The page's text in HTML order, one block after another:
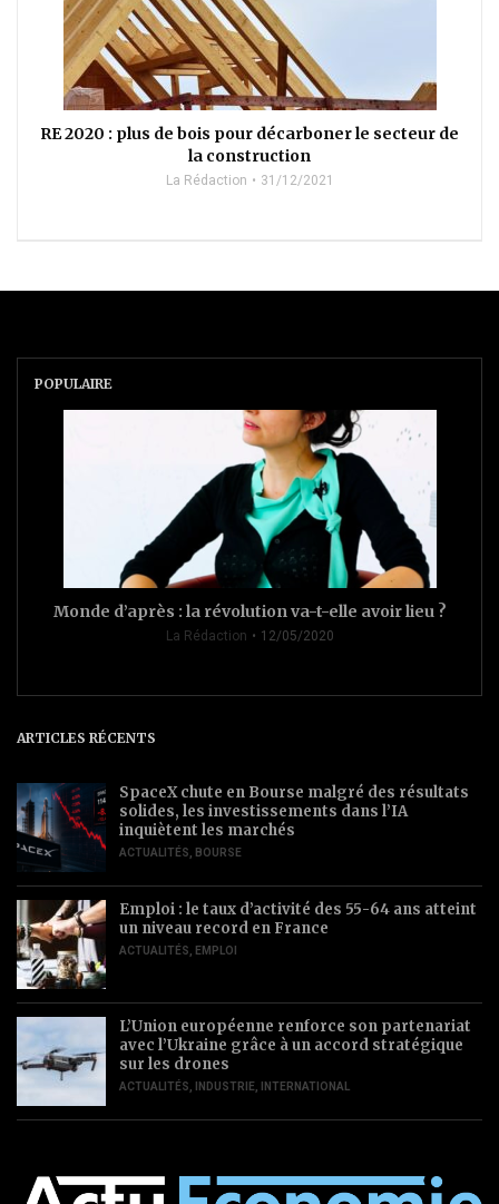
RE 2020 : plus de bois pour décarboner le secteur de
la construction
La Rédaction 31/12/2021
POPULAIRE
Monde d’après : la révolution va-t-elle avoir lieu ?
La Rédaction 12/05/2020
ARTICLES RÉCENTS
SpaceX chute en Bourse malgré des résultats
solides, les investissements dans l’IA
inquiètent les marchés
ACTUALITÉS BOURSE
Emploi : le taux d’activité des 55-64 ans atteint
un niveau record en France
ACTUALITÉS EMPLOI
L’Union européenne renforce son partenariat
avec l’Ukraine grâce à un accord stratégique
sur les drones
ACTUALITÉS INDUSTRIE INTERNATIONAL